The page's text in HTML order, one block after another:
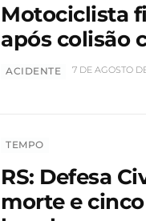
Motociclista
após colisão
ACIDENTE 7 DE AGOSTO
TEMPO
RS: Defesa
morte e